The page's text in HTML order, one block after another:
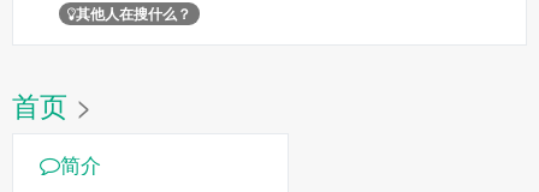
其他人在搜什么？
首页 >
简介